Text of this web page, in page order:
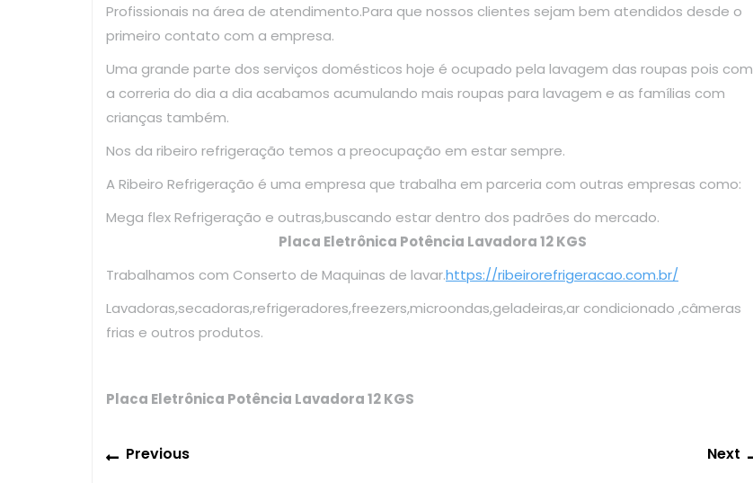
Profissionais na área de atendimento.Para que nossos clientes sejam bem atendidos desde o
primeiro contato com a empresa.
Uma grande parte dos serviços domésticos hoje é ocupado pela lavagem das roupas pois com
a correria do dia a dia acabamos acumulando mais roupas para lavagem e as famílias com
crianças também.
Nos da ribeiro refrigeração temos a preocupação em estar sempre.
A Ribeiro Refrigeração é uma empresa que trabalha em parceria com outras empresas como:
Mega flex Refrigeração e outras,buscando estar dentro dos padrões do mercado.
Placa Eletrônica Potência Lavadora 12 KGS
Trabalhamos com Conserto de Maquinas de lavar.https://ribeirorefrigeracao.com.br/
Lavadoras,secadoras,refrigeradores,freezers,microondas,geladeiras,ar condicionado ,câmeras
frias e outros produtos.
Placa Eletrônica Potência Lavadora 12 KGS
Navegação
PreviousPrevious
Next